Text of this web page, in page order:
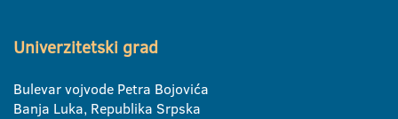
Univerzitetski grad
Bulevar vojvode Petra Bojovića
Banja Luka, Republika Srpska